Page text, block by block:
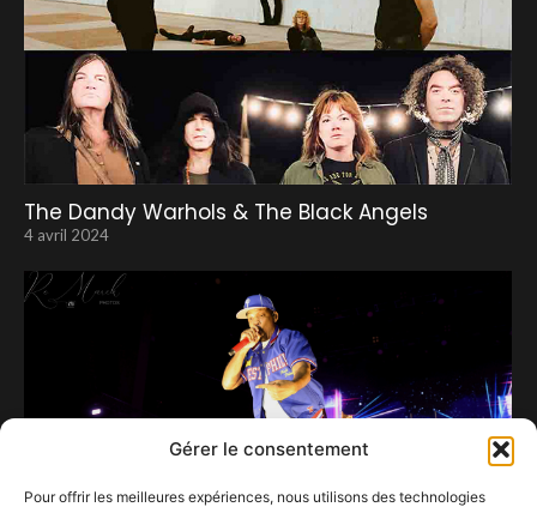
Gérer le consentement
Pour offrir les meilleures expériences, nous utilisons des technologies
The Dandy Warhols & The Black Angels
4 avril 2024